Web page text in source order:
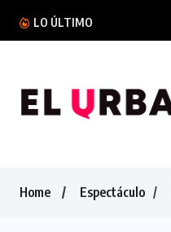
LO ÚLTIMO
Home Espectáculo